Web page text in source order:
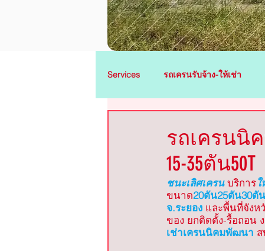
Services รถเครนรับจ้าง-ให้เช่า
รถเครนปลวกแดง รถเครนบ้านค่
รถเครนบ้านโพธิ์ รถเครนบางค
รถเครนนิ
15-35ตัน50T
ชนะเลิศเครน บริการ
ขนาด20ตัน25ตัน30
จ.ระยอง และพื้นที่จังห
ของ ยกติดตั้ง-รื้อถอน
เช่าเครนนิคมพัฒนา